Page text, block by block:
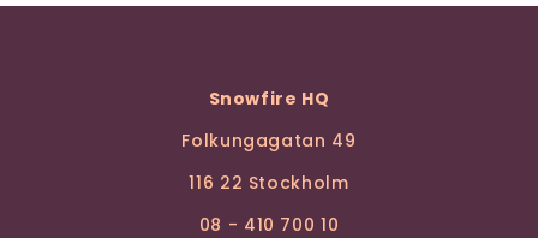
Snowfire HQ
Folkungagatan 49
116 22 Stockholm
08 - 410 700 10